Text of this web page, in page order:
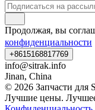
Продолжая, вы
конфиденциальности
+8615168817769
info@sitrak.info
Jinan, China
© 2026 Запчасти для
Лучшие цены. Лучшее